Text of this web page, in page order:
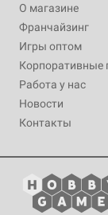
О магазине
Франчайзинг
Игры оптом
Корпоративные
Работа у нас
Новости
Контакты